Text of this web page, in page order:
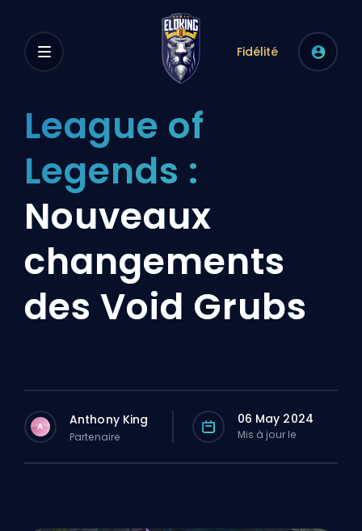
Fidélité
League of
Legends :
Nouveaux
changements
des Void Grubs
A Anthony King
Partenaire
06 May 2024
Mis à jour le